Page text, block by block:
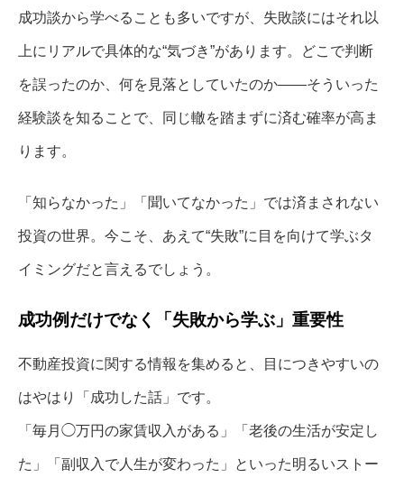
成功談から学べることも多いですが、失敗談にはそれ以
上にリアルで具体的な“気づき”があります。どこで判断
を誤ったのか、何を見落としていたのか――そういった
経験談を知ることで、同じ轍を踏まずに済む確率が高ま
ります。
「知らなかった」「聞いてなかった」では済まされない
投資の世界。今こそ、あえて“失敗”に目を向けて学ぶタ
イミングだと言えるでしょう。
成功例だけでなく「失敗から学ぶ」重要性
不動産投資に関する情報を集めると、目につきやすいの
はやはり「成功した話」です。
「毎月◯万円の家賃収入がある」「老後の生活が安定し
た」「副収入で人生が変わった」といった明るいストー